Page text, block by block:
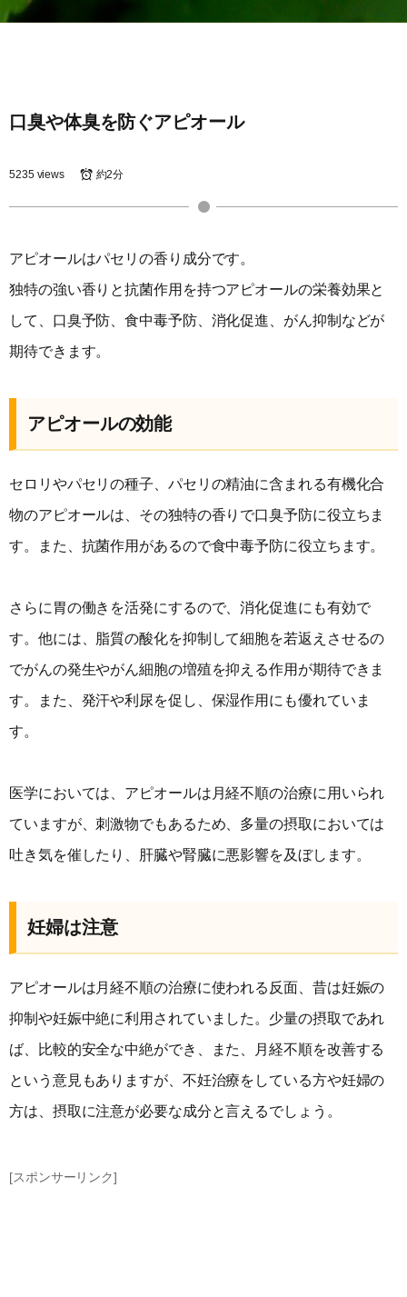
口臭や体臭を防ぐアピオール
5235 views 約2分
アピオールはパセリの香り成分です。
独特の強い香りと抗菌作用を持つアピオールの栄養効果と
して、口臭予防、食中毒予防、消化促進、がん抑制などが
期待できます。
アピオールの効能
セロリやパセリの種子、パセリの精油に含まれる有機化合
物のアピオールは、その独特の香りで口臭予防に役立ちま
す。また、抗菌作用があるので食中毒予防に役立ちます。
さらに胃の働きを活発にするので、消化促進にも有効で
す。他には、脂質の酸化を抑制して細胞を若返えさせるの
でがんの発生やがん細胞の増殖を抑える作用が期待できま
す。また、発汗や利尿を促し、保湿作用にも優れていま
す。
医学においては、アピオールは月経不順の治療に用いられ
ていますが、刺激物でもあるため、多量の摂取においては
吐き気を催したり、肝臓や腎臓に悪影響を及ぼします。
妊婦は注意
アピオールは月経不順の治療に使われる反面、昔は妊娠の
抑制や妊娠中絶に利用されていました。少量の摂取であれ
ば、比較的安全な中絶ができ、また、月経不順を改善する
という意見もありますが、不妊治療をしている方や妊婦の
方は、摂取に注意が必要な成分と言えるでしょう。
[スポンサーリンク]